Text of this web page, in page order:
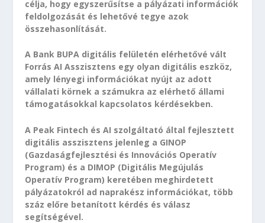
célja, hogy egyszerűsítse a pályázati információk
feldolgozását és lehetővé tegye azok
összehasonlítását.
A Bank BUPA digitális felületén elérhetővé vált
Forrás AI Asszisztens egy olyan digitális eszköz,
amely lényegi információkat nyújt az adott
vállalati körnek a számukra az elérhető állami
támogatásokkal kapcsolatos kérdésekben.
A Peak Fintech és AI szolgáltató által fejlesztett
digitális asszisztens jelenleg a GINOP
(Gazdaságfejlesztési és Innovációs Operatív
Program) és a DIMOP (Digitális Megújulás
Operatív Program) keretében meghirdetett
pályázatokról ad naprakész információkat, több
száz előre betanított kérdés és válasz
segítségével.